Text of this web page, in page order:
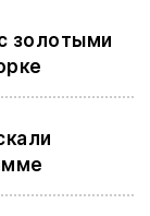
золотыми